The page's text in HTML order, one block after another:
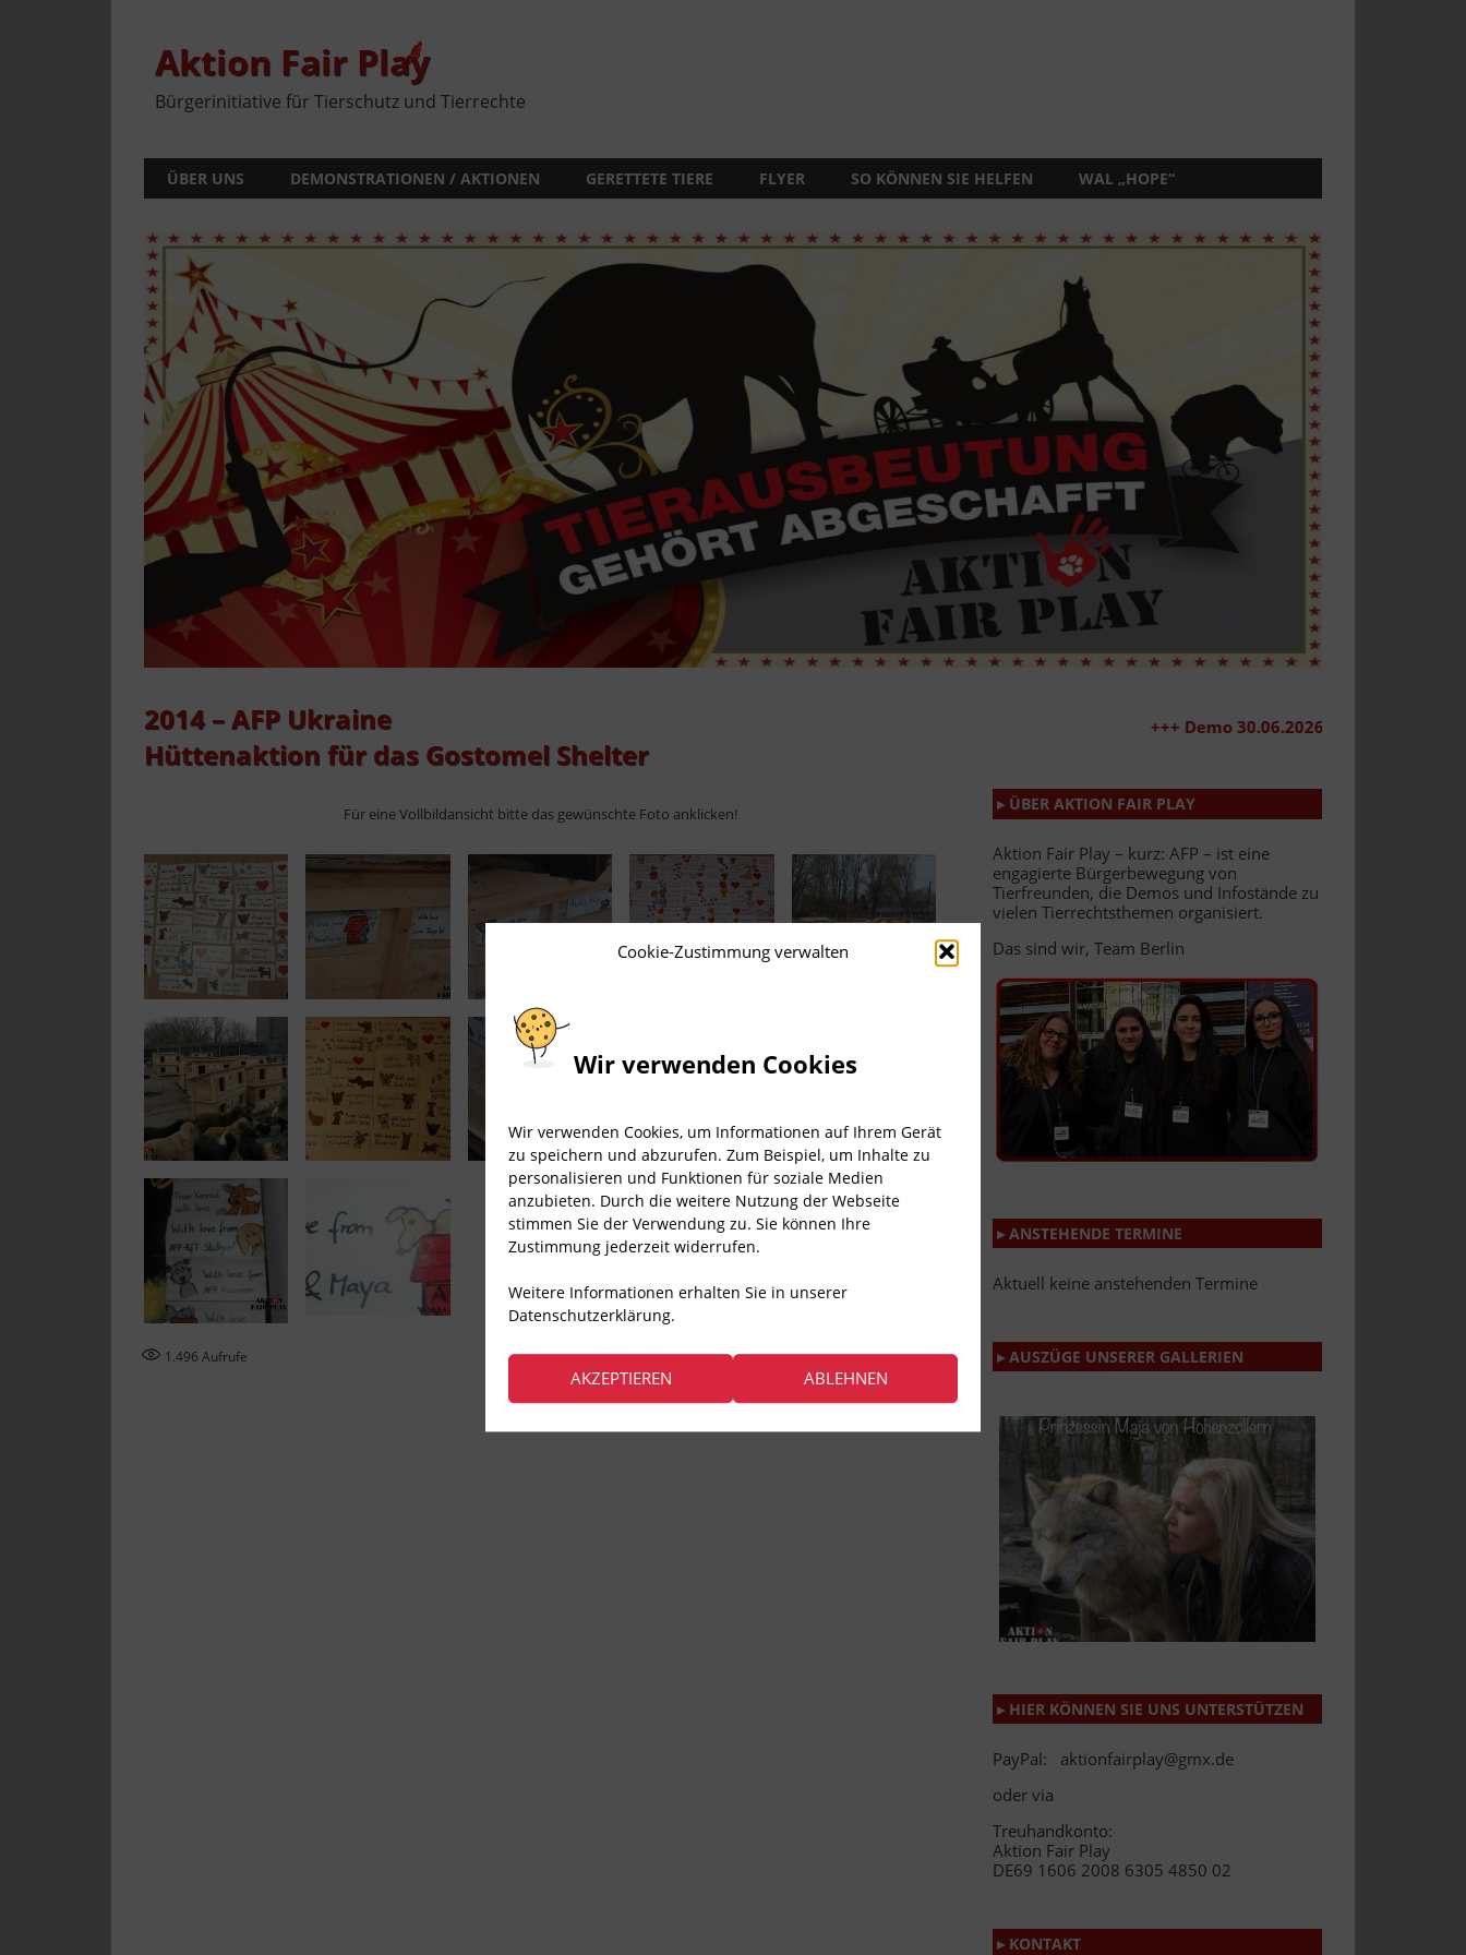
Cookie-Zustimmung verwalten
Wir verwenden Cookies
Wir verwenden Cookies, um Informationen auf Ihrem Gerät
zu speichern und abzurufen. Zum Beispiel, um Inhalte zu
personalisieren und Funktionen für soziale Medien
anzubieten. Durch die weitere Nutzung der Webseite
stimmen Sie der Verwendung zu. Sie können Ihre
Zustimmung jederzeit widerrufen.
Weitere Informationen erhalten Sie in unserer
Datenschutzerklärung.
AKZEPTIEREN ABLEHNEN
springenAktion Fair Play
Bürgerinitiative für Tierschutz und Tierrechte
ÜBER UNS DEMONSTRATIONEN / AKTIONEN GERETTETE TIERE FLYER SO KÖNNEN SIE HELFEN WAL „HOPE“
2014 – AFP Ukraine
Hüttenaktion für das Gostomel Shelter
Für eine Vollbildansicht bitte das gewünschte Foto anklicken!
1.496 Aufrufe
+++ Demo 30.06.2026 +++
▸ ÜBER AKTION FAIR PLAY
Aktion Fair Play – kurz: AFP – ist eine
engagierte Bürgerbewegung von
Tierfreunden, die Demos und Infostände zu
vielen Tierrechtsthemen organisiert.
Das sind wir, Team Berlin
▸ ANSTEHENDE TERMINE
Aktuell keine anstehenden Termine
▸ AUSZÜGE UNSERER GALLERIEN
▸ HIER KÖNNEN SIE UNS UNTERSTÜTZEN
PayPal: aktionfairplay@gmx.de
oder via
Treuhandkonto:
Aktion Fair Play
DE69 1606 2008 6305 4850 02
▸ KONTAKT